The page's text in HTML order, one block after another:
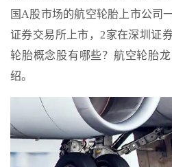
国A股市场的航空轮胎上市公司
证券交易所上市，2家在深圳证
轮胎概念股有哪些？航空轮胎
绍。